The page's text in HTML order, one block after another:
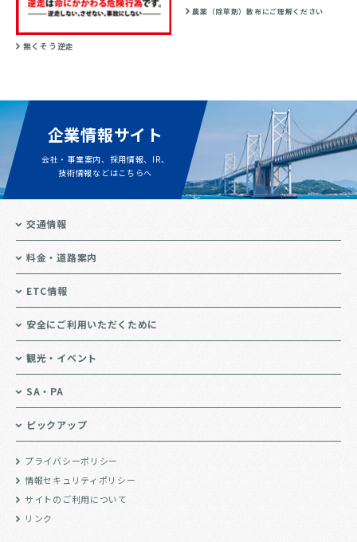
無くそう逆走
農薬（除草剤）散布にご理解ください
企業情報サイト
会社・事業案内、採用情報、IR、
技術情報などはこちらへ
交通情報
料金・道路案内
ETC情報
安全にご利用いただくために
観光・イベント
SA・PA
ピックアップ
プライバシーポリシー
情報セキュリティポリシー
サイトのご利用について
リンク